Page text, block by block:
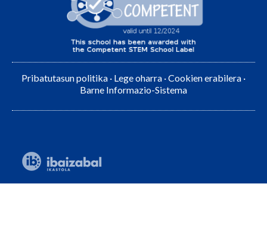
Pribatutasun politika · Lege oharra ·Cookien erabilera ·
Barne Informazio-Sistema